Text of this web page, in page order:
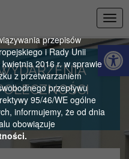
przepisów
i Rady Unii
2016 r. w sprawie
z przetwarzaniem
przepływu
95/46/WE ogólne
informujemy, że od dnia
obowiązuje